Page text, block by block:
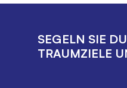
SEGELN SIE
TRAUMZIELE